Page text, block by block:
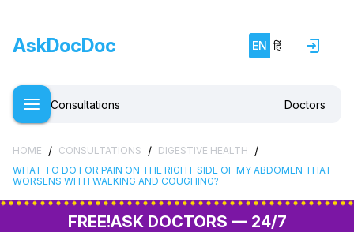
AskDocDoc EN हिं
Consultations Doctors
HOME / CONSULTATIONS / DIGESTIVE HEALTH /
WHAT TO DO FOR PAIN ON THE RIGHT SIDE OF MY ABDOMEN THAT
WORSENS WITH WALKING AND COUGHING?
FREE!ASK DOCTORS — 24/7